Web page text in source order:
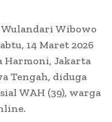
Wulandari Wibowo
14 Maret 2026
Harmoni, Jakarta
Tengah, diduga
WAH (39), warga